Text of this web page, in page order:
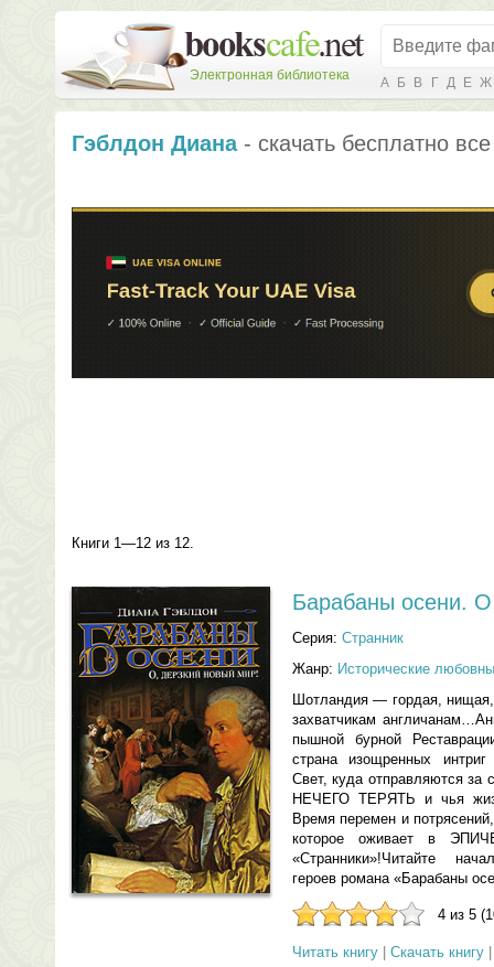
Электронная библиотека А Б В Г Д Е Ж
Гэблдон Диана- скачать бесплатно все
Книги 1—12 из 12.
Барабаны осени.
Серия: Странник
Жанр: Исторические
Шотландия — гордая,
захватчикам
пышной бурной
страна изощренных
Свет, куда отправляются за
НЕЧЕГО ТЕРЯТЬ и чья
Время перемен и
которое оживает в
«Странники»!Читайте
героев романа «Барабаны
4 из 5
Читать книгу Скачать книгу